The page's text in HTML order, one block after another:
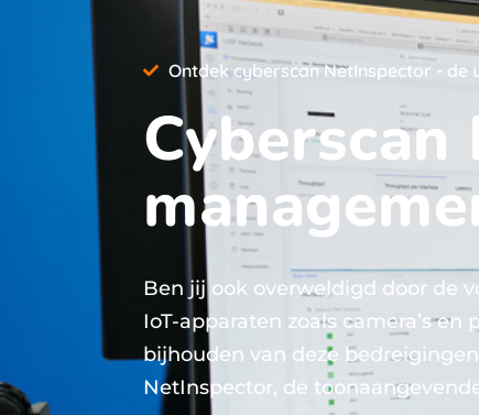
Ontdek cyberscan NetInspector -
Ben jij ook overweldigd door de
IoT-apparaten zoals camera’s
bijhouden van deze
NetInspector, de